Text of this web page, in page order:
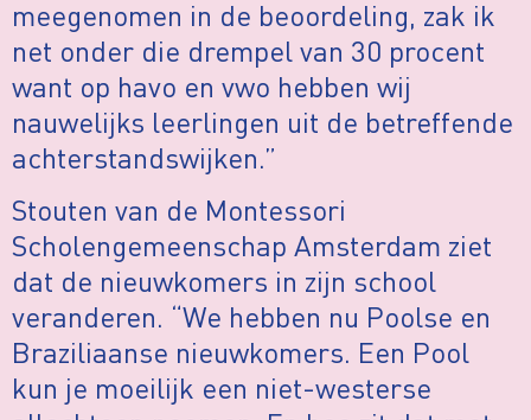
meegenomen in de beoordeling, zak ik
net onder die drempel van 30 procent
want op havo en vwo hebben wij
nauwelijks leerlingen uit de betreffende
achterstandswijken.”
Stouten van de Montessori
Scholengemeenschap Amsterdam ziet
dat de nieuwkomers in zijn school
veranderen. “We hebben nu Poolse en
Braziliaanse nieuwkomers. Een Pool
kun je moeilijk een niet-westerse